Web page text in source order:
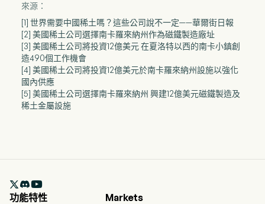
來源：
[1] 世界需要中國稀土嗎？這些公司說不一定——華爾街日報
[2] 美國稀土公司選擇南卡羅來納州作為磁鐵製造廠址
[3] 美國稀土公司將投資12億美元 在夏洛特以西的南卡小鎮創
造490個工作機會
[4] 美國稀土公司將投資12億美元於南卡羅來納州設施以強化
國內供應
[5] 美國稀土公司選擇南卡羅來納州 興建12億美元磁鐵製造及
稀土金屬設施

功能特性
Markets